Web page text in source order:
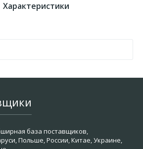
Характеристики
база поставщиков,
Польше, России, Китае, Украине,